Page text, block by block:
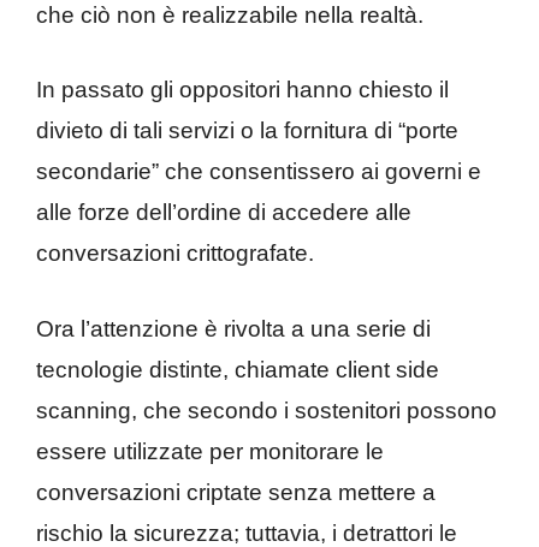
che ciò non è realizzabile nella realtà.
In passato gli oppositori hanno chiesto il
divieto di tali servizi o la fornitura di “porte
secondarie” che consentissero ai governi e
alle forze dell’ordine di accedere alle
conversazioni crittografate.
Ora l’attenzione è rivolta a una serie di
tecnologie distinte, chiamate client side
scanning, che secondo i sostenitori possono
essere utilizzate per monitorare le
conversazioni criptate senza mettere a
rischio la sicurezza; tuttavia, i detrattori le